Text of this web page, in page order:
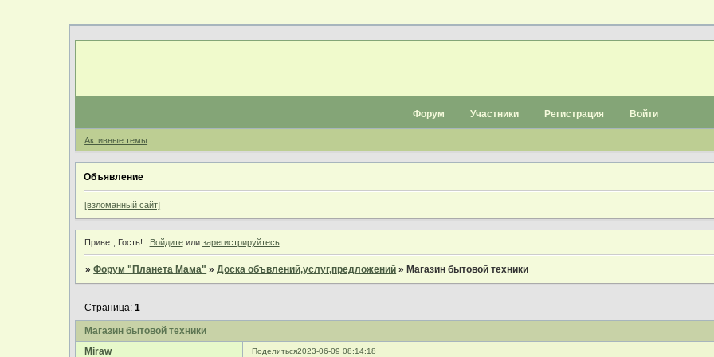
Форум Участники Регистрация Войти
Активные темы
Объявление
[взломанный сайт]
Привет, Гость! Войдитеили зарегистрируйтесь.
»Форум "Планета Мама" »Доска объвлений,услуг,предложений »Магазин бытовой техники
Магазин бытовой техники
Страница:1
Поделиться2023-06-09 08:14:18
Miraw